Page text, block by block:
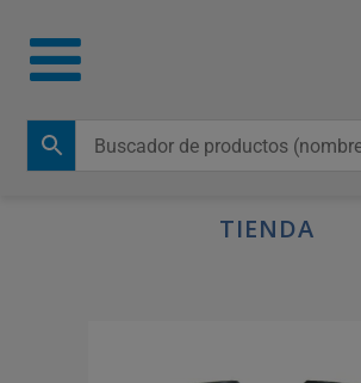
TIENDA